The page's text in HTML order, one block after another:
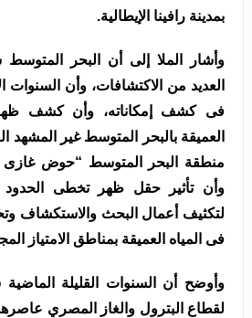
بمدينة رافينا الإيطالية.
وأشار الملا إلى أن البحر
العديد من الاكتشافات، وأن السنوات
فى كشف إمكاناته، وأن كشف ظهر
العميقة بالبحر المتوسط غير المشهد
منطقة البحر المتوسط “حوض غازى
وأن تأثير حقل ظهر تخطى الحدود
لتكثيف أعمال البحث والاستكشاف
فى المياه العميقة بمناطق الامتياز
وأوضح أن السنوات القليلة
لقطاع البترول والغاز المصري